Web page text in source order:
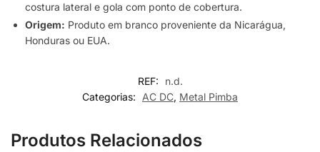
costura lateral e gola com ponto de cobertura.
Origem: Produto em branco proveniente da Nicarágua,
Honduras ou EUA.
REF:
n.d.
Categorias:
AC DC, Metal Pimba
Produtos Relacionados